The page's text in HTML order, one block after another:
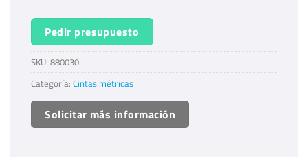
Pedir presupuesto
SKU: 880030
Categoría: Cintas métricas
Solicitar más información